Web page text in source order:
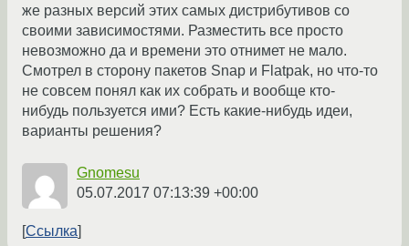
же разных версий этих самых дистрибутивов со
своими зависимостями. Разместить все просто
невозможно да и времени это отнимет не мало.
Смотрел в сторону пакетов Snap и Flatpak, но что-то
не совсем понял как их собрать и вообще кто-
нибудь пользуется ими? Есть какие-нибудь идеи,
варианты решения?
Gnomesu
05.07.2017 07:13:39 +00:00
Ссылка